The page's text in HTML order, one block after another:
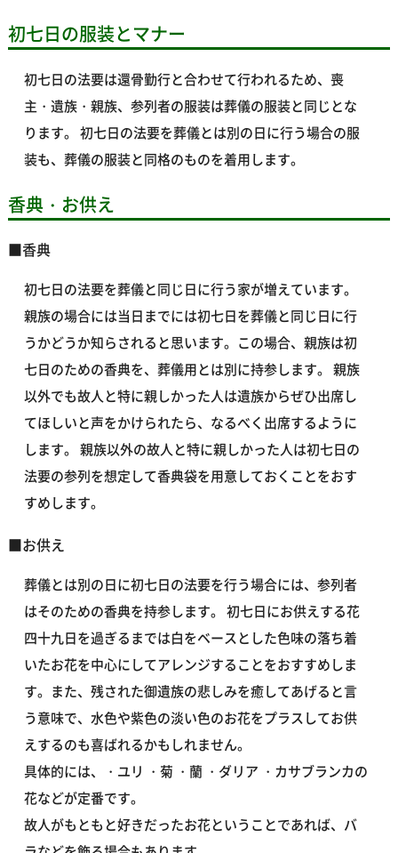
初七日の服装とマナー
初七日の法要は還骨勤行と合わせて行われるため、喪
主・遺族・親族、参列者の服装は葬儀の服装と同じとな
ります。 初七日の法要を葬儀とは別の日に行う場合の服
装も、葬儀の服装と同格のものを着用します。
香典・お供え
■香典
初七日の法要を葬儀と同じ日に行う家が増えています。
親族の場合には当日までには初七日を葬儀と同じ日に行
うかどうか知らされると思います。この場合、親族は初
七日のための香典を、葬儀用とは別に持参します。 親族
以外でも故人と特に親しかった人は遺族からぜひ出席し
てほしいと声をかけられたら、なるべく出席するように
します。 親族以外の故人と特に親しかった人は初七日の
法要の参列を想定して香典袋を用意しておくことをおす
すめします。
■お供え
葬儀とは別の日に初七日の法要を行う場合には、参列者
はそのための香典を持参します。 初七日にお供えする花
四十九日を過ぎるまでは白をベースとした色味の落ち着
いたお花を中心にしてアレンジすることをおすすめしま
す。また、残された御遺族の悲しみを癒してあげると言
う意味で、水色や紫色の淡い色のお花をプラスしてお供
えするのも喜ばれるかもしれません。
具体的には、・ユリ ・菊 ・蘭 ・ダリア ・カサブランカの
花などが定番です。
故人がもともと好きだったお花ということであれば、バ